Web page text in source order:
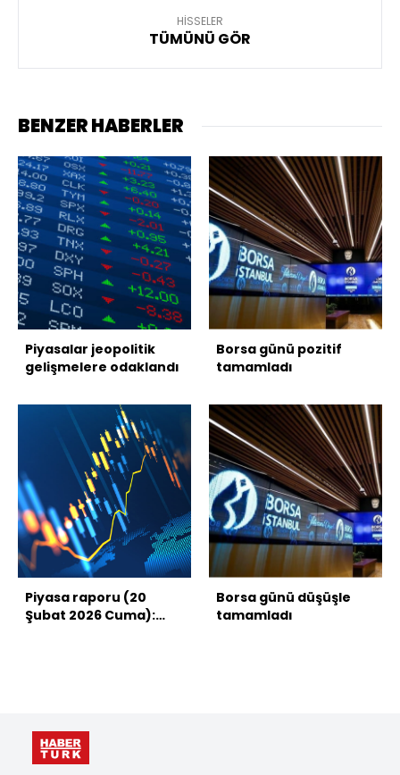
HİSSELER
TÜMÜNÜ GÖR
BENZER HABERLER
Piyasalar jeopolitik
gelişmelere odaklandı
Borsa günü pozitif
tamamladı
Piyasa raporu (20
Şubat 2026 Cuma):
Borsa günü düşüşle
tamamladı